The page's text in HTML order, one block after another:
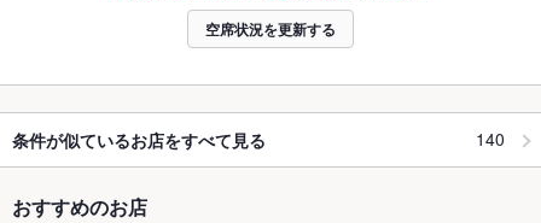
空席状況を更新する
条件が似ているお店をすべて見る 140
おすすめのお店